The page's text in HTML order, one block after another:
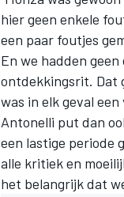
hier geen enkele
een paar foutjes
En we hadden
ontdekkingsrit. Dat
was in elk geval
Antonelli put dan
een lastige periode
alle kritiek en
het belangrijk dat